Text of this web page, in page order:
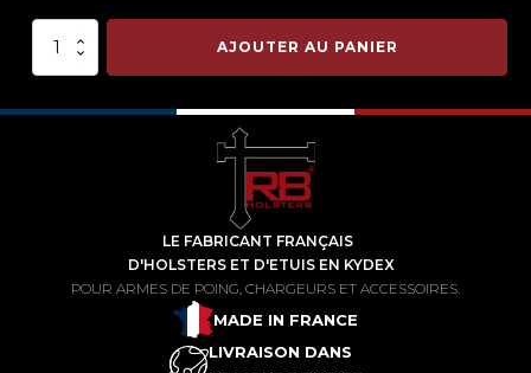
quantité
porte
AJOUTER AU PANIER
LE FABRICANT FRANÇAIS
D'HOLSTERS ET D'ETUIS EN KYDEX
POUR ARMES DE POING, CHARGEURS ET ACCESSOIRES.
MADE IN FRANCE
LIVRAISON DANS